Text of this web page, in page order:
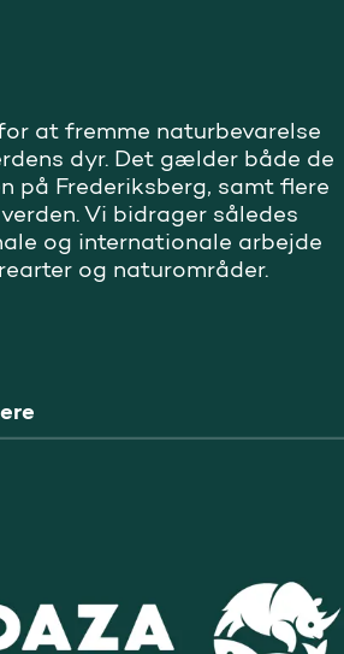
at fremme naturbevarelse
dyr. Det gælder både de
på Frederiksberg, samt flere
Vi bidrager således
og internationale arbejde
og naturområder.